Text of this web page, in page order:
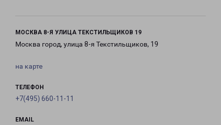
МОСКВА 8-Я УЛИЦА ТЕКСТИЛЬЩИКОВ 19
Москва город, улица 8-я Текстильщиков, 19
на карте
ТЕЛЕФОН
+7(495) 660-11-11
EMAIL